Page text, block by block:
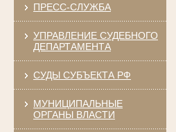
ПРЕСС-СЛУЖБА
УПРАВЛЕНИЕ СУДЕБНОГО
ДЕПАРТАМЕНТА
СУДЫ СУБЪЕКТА РФ
МУНИЦИПАЛЬНЫЕ
ОРГАНЫ ВЛАСТИ